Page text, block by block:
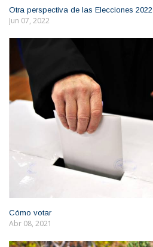
Otra perspectiva de las Elecciones 2022
Jun 07, 2022
Cómo votar
Abr 08, 2021